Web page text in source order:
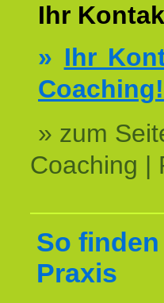
Ihr
» Ihr
Coaching!
» zum
Coaching |
So
Praxis